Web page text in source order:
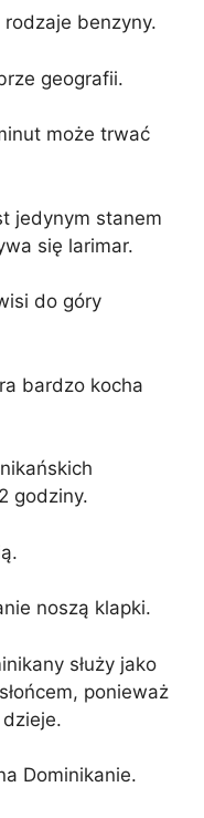
benzyny.
geografii.
może trwać
jedynym stanem
się larimar.
do góry
bardzo kocha
godziny.
noszą klapki.
służy jako
ponieważ
Dominikanie.